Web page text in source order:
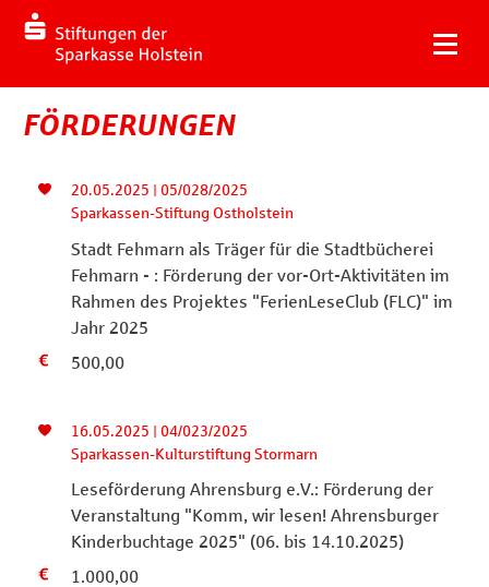
FÖRDERUNGEN
20.05.2025 | 05/028/2025
Sparkassen-Stiftung Ostholstein
Stadt Fehmarn als Träger für die Stadtbücherei
Fehmarn - : Förderung der vor-Ort-Aktivitäten im
Rahmen des Projektes "FerienLeseClub (FLC)" im
Jahr 2025
500,00
16.05.2025 | 04/023/2025
Sparkassen-Kulturstiftung Stormarn
Leseförderung Ahrensburg e.V.: Förderung der
Veranstaltung "Komm, wir lesen! Ahrensburger
Kinderbuchtage 2025" (06. bis 14.10.2025)
1.000,00